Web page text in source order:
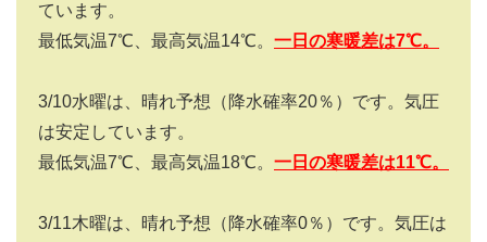
ています。
最低気温7℃、最高気温14℃。 一日の寒暖差は7℃。
3/10水曜は、晴れ予想（降水確率20％）です。気圧
は安定しています。
最低気温7℃、最高気温18℃。 一日の寒暖差は11℃。
3/11木曜は、晴れ予想（降水確率0％）です。気圧は